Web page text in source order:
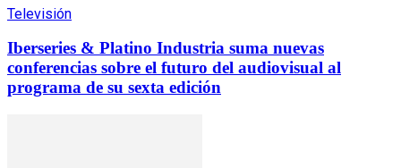
Televisión
Iberseries & Platino Industria suma nuevas
conferencias sobre el futuro del audiovisual al
programa de su sexta edición